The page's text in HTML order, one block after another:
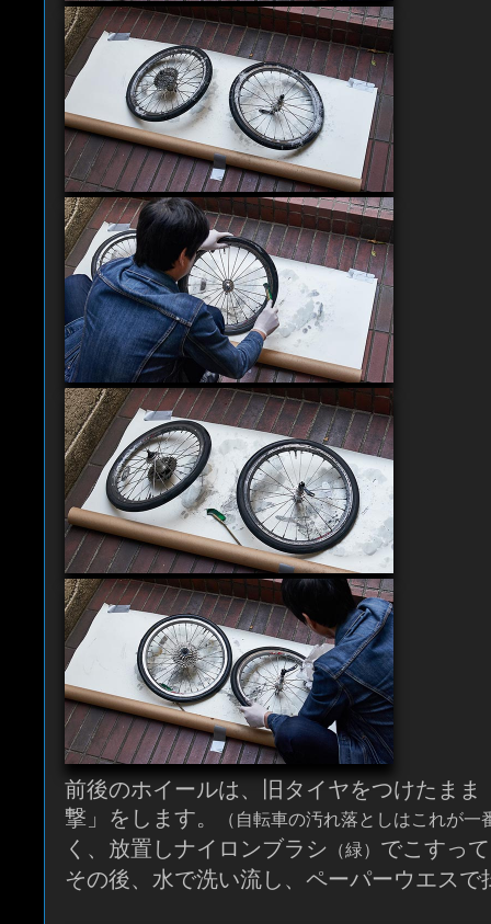
前後のホイールは、旧タイヤをつけたまま
撃」をします。
（自転車の汚れ落としはこれが一
く、放置しナイロンブラシ （緑） でこすっ
その後、水で洗い流し、ペーパーウエスで